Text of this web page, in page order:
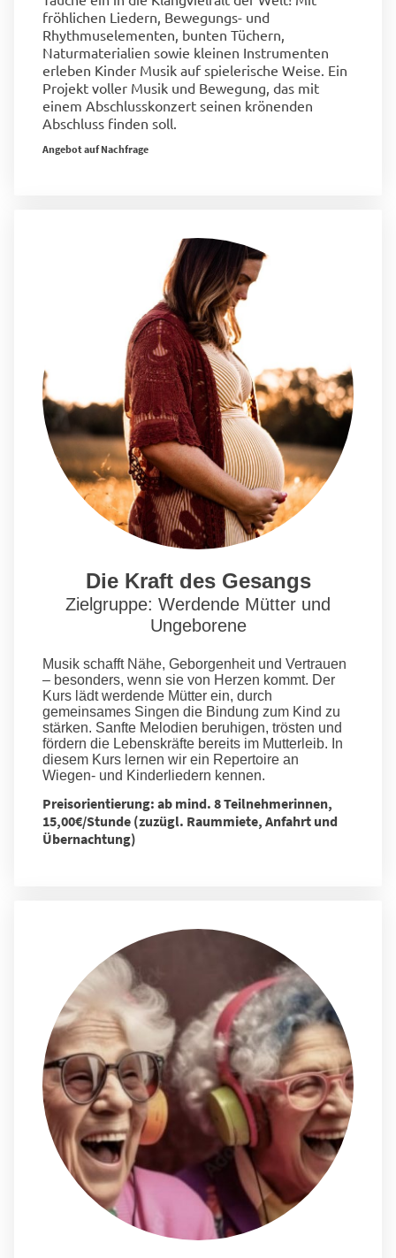
fröhlichen Liedern, Bewegungs- und
Rhythmuselementen, bunten Tüchern,
Naturmaterialien sowie kleinen Instrumenten
erleben Kinder Musik auf spielerische Weise. Ein
Projekt voller Musik und Bewegung, das mit
einem Abschlusskonzert seinen krönenden
Abschluss finden soll.
Angebot auf Nachfrage
Die Kraft des Gesangs
Zielgruppe: Werdende Mütter und
Ungeborene
Musik schafft Nähe, Geborgenheit und Vertrauen
– besonders, wenn sie von Herzen kommt. Der
Kurs lädt werdende Mütter ein, durch
gemeinsames Singen die Bindung zum Kind zu
stärken. Sanfte Melodien beruhigen, trösten und
fördern die Lebenskräfte bereits im Mutterleib. In
diesem Kurs lernen wir ein Repertoire an
Wiegen- und Kinderliedern kennen.
Preisorientierung: ab mind. 8 Teilnehmerinnen,
15,00€/Stunde (zuzügl. Raummiete, Anfahrt und
Übernachtung)